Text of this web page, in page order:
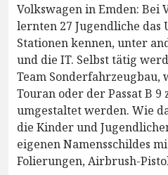
Volkswagen in Emden: Bei
lernten 27 Jugendliche das
Stationen kennen, unter
und die IT. Selbst tätig
Team Sonderfahrzeugbau,
Touran oder der Passat B
umgestaltet werden. Wie
die Kinder und
eigenen Namensschildes
Folierungen, Airbrush-